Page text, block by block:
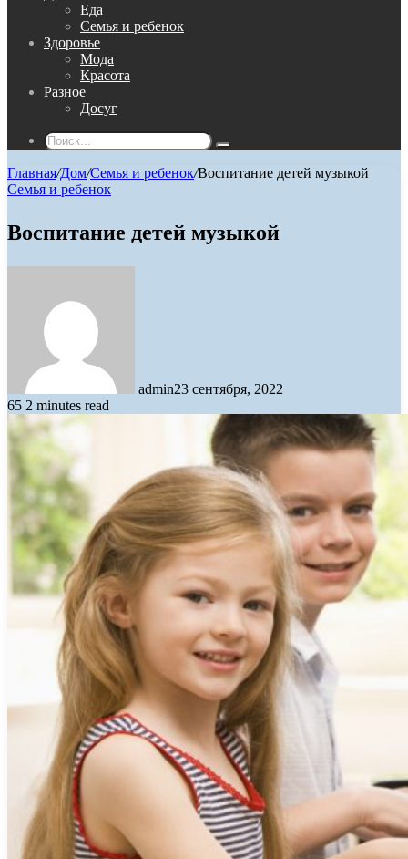
Еда
Семья и ребенок
Здоровье
Мода
Красота
Разное
Досуг
Поиск...
Главная/Дом/Семья и ребенок/Воспитание детей музыкой
Семья и ребенок
Воспитание детей музыкой
admin23 сентября, 2022
65 2 minutes read